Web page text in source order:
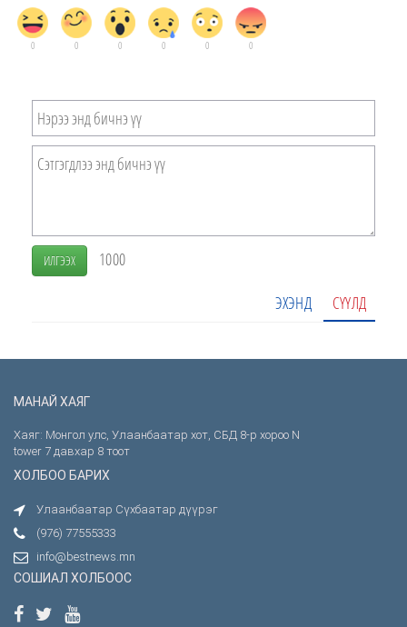
0 0 0 0 0 0
ИЛГЭЭХ 1000
ЭХЭНД СҮҮЛД
МАНАЙ ХАЯГ
Хаяг: Монгол улс, Улаанбаатар хот, СБД 8-р хороо N
tower 7 давхар 8 тоот
ХОЛБОО БАРИХ
Улаанбаатар Сүхбаатар дүүрэг
(976) 77555333
info@bestnews.mn
СОШИАЛ ХОЛБООС